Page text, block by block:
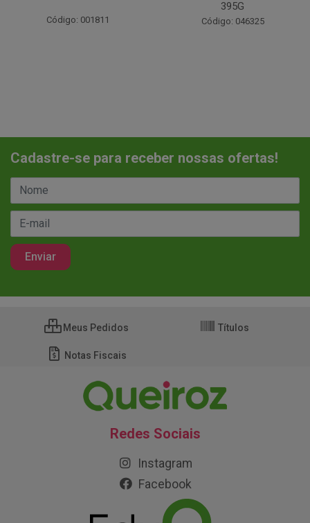
Código: 046325 Código: 037442
Cadastre-se para receber nossas ofertas!
Meus Pedidos Títulos
Notas Fiscais
Redes Sociais
Instagram
Facebook